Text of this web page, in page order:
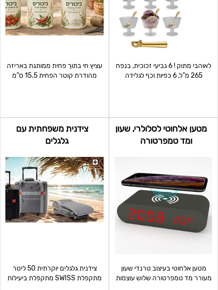
לאוהבי מתוק ! 6 גביעי זכוכית, בנפח
265 מ”ל, 6 כפיות וכף לגלידה
עציץ חי בתוך פחית ממותגת באריזה
מהודרת קוטר הפחית 15.5 ס"מ
מטען אלחוטי לסלולרי, שעון
ומד טמפרטורה
מטען אלחוטי בעיצוב טרנדי שעון
מעורר מד טמפרטורה שלוש עוצמות
צידנית משפחתית עם
גלגלים
צידנית גלגלים יוקרתית 50 ליטר
מתקפלת SWISS מתקפלת ביעילות